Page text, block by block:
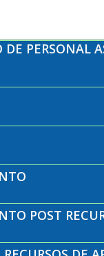
PERSONAL
POST